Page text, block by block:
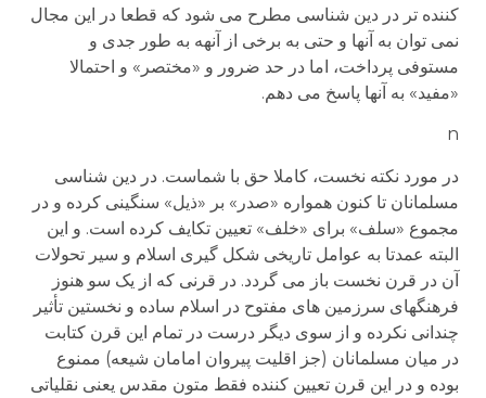
کننده تر در دین شناسی مطرح می شود که قطعا در این مجال
نمی توان به آنها و حتی به برخی از آنهه به طور جدی و
مستوفی پرداخت، اما در حد ضرور و «مختصر» و احتمالا
«مفید» به آنها پاسخ می دهم.
n
در مورد نکته نخست، کاملا حق با شماست. در دین شناسی
مسلمانان تا کنون همواره «صدر» بر «ذیل» سنگینی کرده و در
مجموع «سلف» برای «خلف» تعیین تکایف کرده است. و این
البته عمدتا به عوامل تاریخی شکل گیری اسلام و سیر تحولات
آن در قرن نخست باز می گردد. در قرنی که از یک سو هنوز
فرهنگهای سرزمین های مفتوح در اسلام ساده و نخستین تأثیر
چندانی نکرده و از سوی دیگر درست در تمام این قرن کتابت
در میان مسلمانان (جز اقلیت پیروان امامان شیعه) ممنوع
بوده و در این قرن تعیین کننده فقط متون مقدس یعنی نقلیاتی